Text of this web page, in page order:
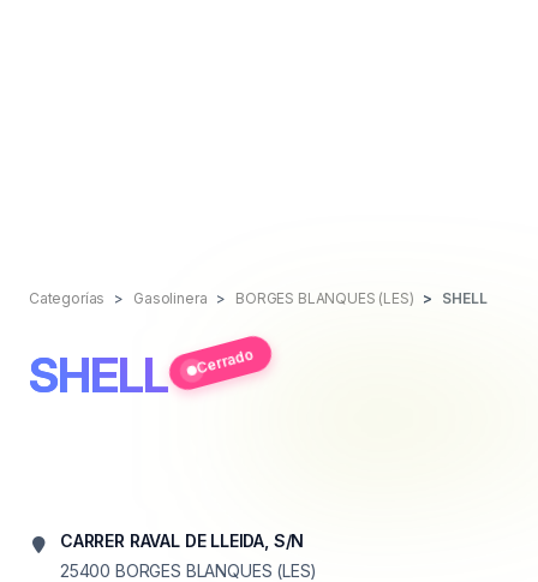
Categorías Gasolinera BORGES BLANQUES (LES) SHELL
SHELL Cerrado
CARRER RAVAL DE LLEIDA, S/N
25400 BORGES BLANQUES (LES)